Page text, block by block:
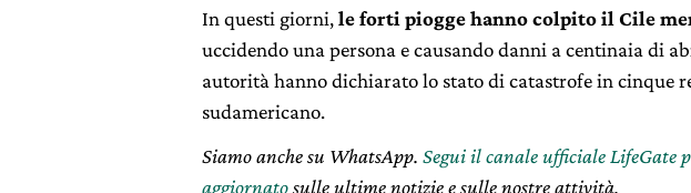
In questi giorni,le forti piogge hanno colpito il Cile
uccidendo una persona e causando danni a centinaia di
autorità hanno dichiarato lo stato di catastrofe in cinque
sudamericano.
Siamo anche su WhatsApp. Segui il canale ufficiale LifeGate
aggiornatosulle ultime notizie e sulle nostre attività.